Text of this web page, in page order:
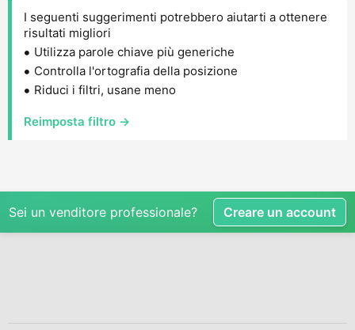
I seguenti suggerimenti potrebbero aiutarti a ottenere
risultati migliori
Utilizza parole chiave più generiche
Controlla l'ortografia della posizione
Riduci i filtri, usane meno
Reimposta filtro →
Sei un venditore professionale? Creare un account